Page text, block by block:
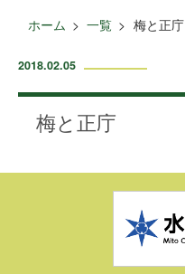
ホーム 一覧 梅と正庁
2018.02.05
梅と正庁